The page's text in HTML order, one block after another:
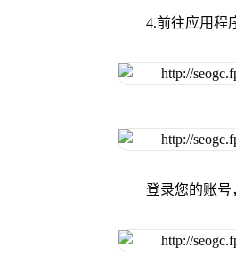
4.前往应用程
登录您的账号